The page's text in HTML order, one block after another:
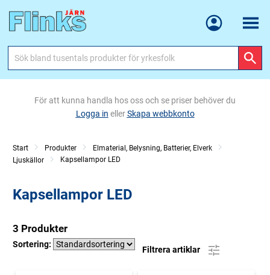
Meny
För att kunna handla hos oss och se priser behöver du
Logga in ellerSkapa webbkonto
Start Produkter
Elmaterial, Belysning, Batterier, Elverk
Ljuskällor
Kapsellampor LED
Kapsellampor LED
3 Produkter
Sortering:
Filtrera artiklar